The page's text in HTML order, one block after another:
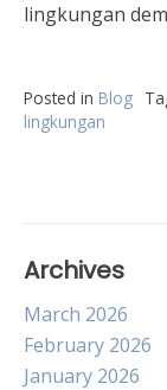
lingkungan
Posted in Blog
lingkungan
Archives
March 2026
February 2026
January 2026